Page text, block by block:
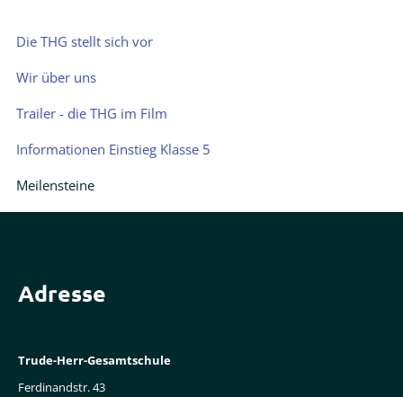
Navigation
Die THG stellt sich vor
Wir über uns
Trailer - die THG im Film
Informationen Einstieg Klasse 5
Meilensteine
Adresse
Trude-Herr-Gesamtschule
Ferdinandstr. 43